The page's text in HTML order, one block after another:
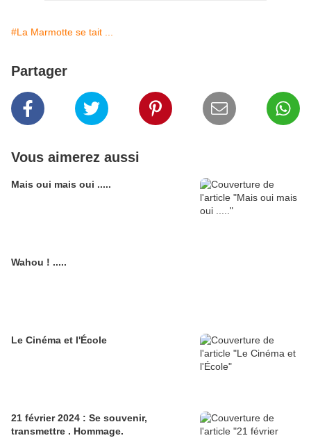
#La Marmotte se tait ...
Partager
Vous aimerez aussi
Mais oui mais oui .....
Wahou ! .....
Le Cinéma et l'École
21 février 2024 : Se souvenir,
transmettre . Hommage.